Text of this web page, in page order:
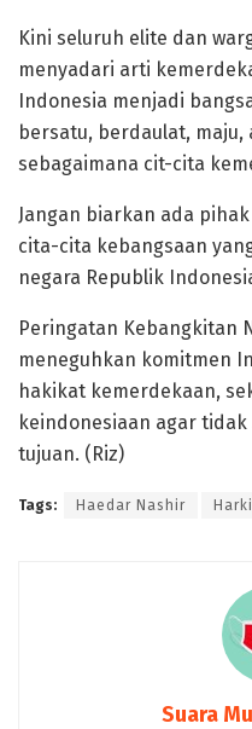
Kini seluruh elite dan
menyadari arti
Indonesia menjadi
bersatu, berdaulat, maju,
sebagaimana cit-cita
Jangan biarkan ada
cita-cita kebangsaan
negara Republik
Peringatan Kebangkitan
meneguhkan komitmen
hakikat kemerdekaan,
keindonesiaan agar
tujuan. (Riz)
Tags: Haedar Nashir
Suara